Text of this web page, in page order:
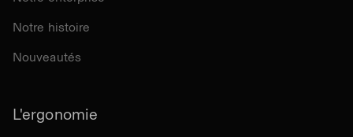
Notre histoire
Nouveautés
L'ergonomie